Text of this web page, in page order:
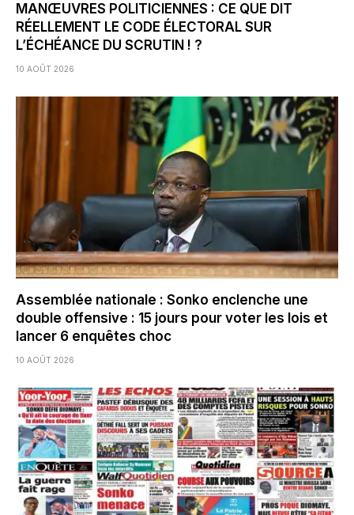
MANŒUVRES POLITICIENNES : CE QUE DIT
RÉELLEMENT LE CODE ÉLECTORAL SUR
L’ÉCHÉANCE DU SCRUTIN ! ?
10 AOÛT 2026
Assemblée nationale : Sonko enclenche une
double offensive : 15 jours pour voter les lois et
lancer 6 enquêtes choc
10 AOÛT 2026